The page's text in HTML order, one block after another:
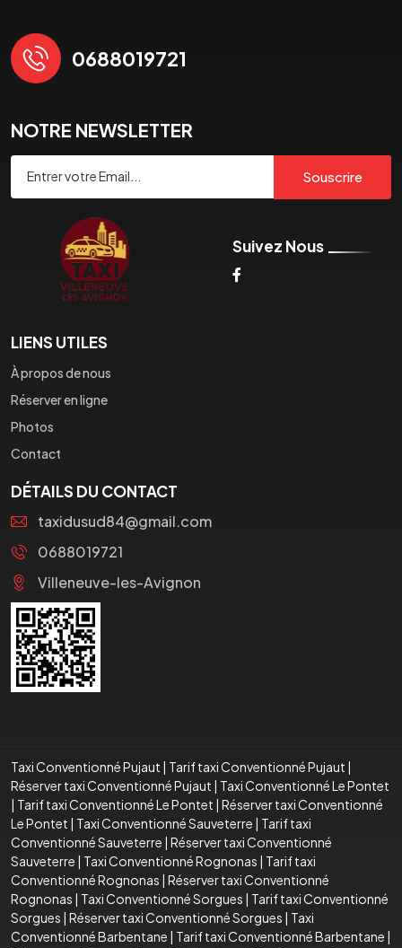
0688019721
NOTRE NEWSLETTER
Souscrire
Suivez Nous
LIENS UTILES
À propos de nous
Réserver en ligne
Photos
Contact
DÉTAILS DU CONTACT
taxidusud84@gmail.com
0688019721
Villeneuve-les-Avignon
Taxi Conventionné Pujaut | Tarif taxi Conventionné Pujaut |
Réserver taxi Conventionné Pujaut | Taxi Conventionné Le Pontet
| Tarif taxi Conventionné Le Pontet | Réserver taxi Conventionné
Le Pontet | Taxi Conventionné Sauveterre | Tarif taxi
Conventionné Sauveterre | Réserver taxi Conventionné
Sauveterre | Taxi Conventionné Rognonas | Tarif taxi
Conventionné Rognonas | Réserver taxi Conventionné
Rognonas | Taxi Conventionné Sorgues | Tarif taxi Conventionné
Sorgues | Réserver taxi Conventionné Sorgues | Taxi
Conventionné Barbentane | Tarif taxi Conventionné Barbentane |